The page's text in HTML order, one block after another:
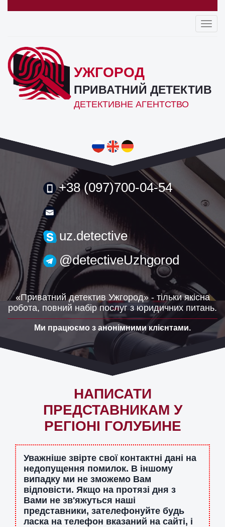
УЖГОРОД
ПРИВАТНИЙ ДЕТЕКТИВ
ДЕТЕКТИВНЕ АГЕНТСТВО
+38 (097)700-04-54
uzh.detective@gmail.com
uz.detective
@detectiveUzhgorod
«Приватний детектив Ужгород» - тільки якісна
робота, повний набір послуг з юридичних питань.
Ми працюємо з анонімними клієнтами.
НАПИСАТИ
ПРЕДСТАВНИКАМ У
РЕГІОНІ ГОЛУБИНЕ
Уважніше звірте свої контактні дані на
недопущення помилок. В іншому
випадку ми не зможемо Вам
відповісти. Якщо на протязі дня з
Вами не зв'яжуться наші
представники, зателефонуйте будь
ласка на телефон вказаний на сайті, і